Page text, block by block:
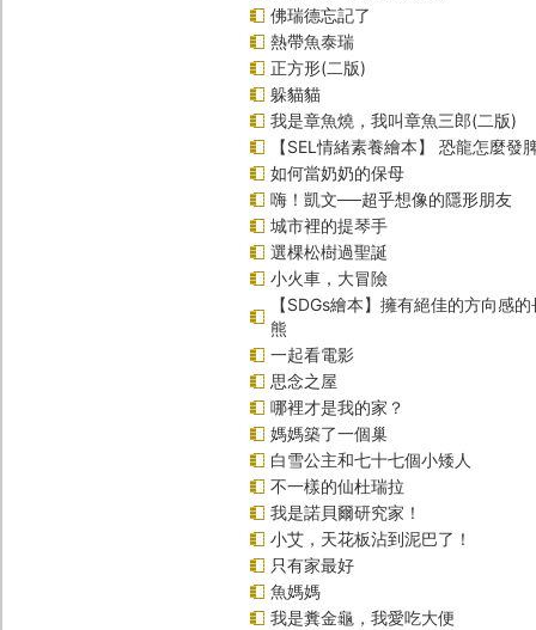
佛瑞德忘記了
熱帶魚泰瑞
正方形(二版)
躲貓貓
我是章魚燒，我叫章魚三郎(二版)
【SEL情緒素養繪本】 恐龍怎麼發
如何當奶奶的保母
嗨！凱文──超乎想像的隱形朋友
城市裡的提琴手
選棵松樹過聖誕
小火車，大冒險
【SDGs繪本】擁有絕佳的方向感
熊
一起看電影
思念之屋
哪裡才是我的家？
媽媽築了一個巢
白雪公主和七十七個小矮人
不一樣的仙杜瑞拉
我是諾貝爾研究家！
小艾，天花板沾到泥巴了！
只有家最好
魚媽媽
我是糞金龜，我愛吃大便